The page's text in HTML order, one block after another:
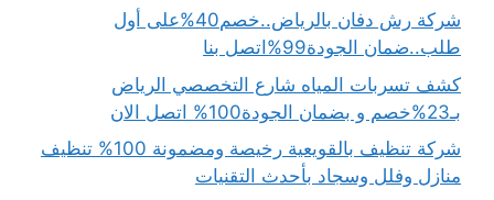
شركة رش دفان بالرياض..خصم40%على أول
طلب..ضمان الجودة99%اتصل بنا
كشف تسربات المياه شارع التخصصي الرياض
بـ23%خصم و بضمان الجودة100% اتصل الان
شركة تنظيف بالقويعية رخيصة ومضمونة 100% تنظيف
منازل وفلل وسجاد بأحدث التقنيات